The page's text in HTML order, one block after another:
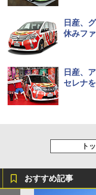
日産、
休みフ
日産、
セレナ
ト
おすすめ記事